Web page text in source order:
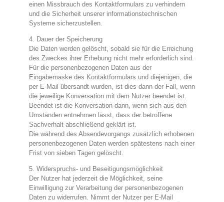
einen Missbrauch des Kontaktformulars zu verhindern
und die Sicherheit unserer informationstechnischen
Systeme sicherzustellen.
4. Dauer der Speicherung
Die Daten werden gelöscht, sobald sie für die Erreichung
des Zweckes ihrer Erhebung nicht mehr erforderlich sind.
Für die personenbezogenen Daten aus der
Eingabemaske des Kontaktformulars und diejenigen, die
per E-Mail übersandt wurden, ist dies dann der Fall, wenn
die jeweilige Konversation mit dem Nutzer beendet ist.
Beendet ist die Konversation dann, wenn sich aus den
Umständen entnehmen lässt, dass der betroffene
Sachverhalt abschließend geklärt ist.
Die während des Absendevorgangs zusätzlich erhobenen
personenbezogenen Daten werden spätestens nach einer
Frist von sieben Tagen gelöscht.
5. Widerspruchs- und Beseitigungsmöglichkeit
Der Nutzer hat jederzeit die Möglichkeit, seine
Einwilligung zur Verarbeitung der personenbezogenen
Daten zu widerrufen. Nimmt der Nutzer per E-Mail